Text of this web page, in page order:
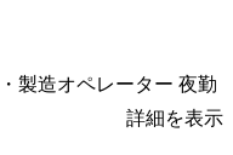
製造オペレーター 夜勤
詳細を表示